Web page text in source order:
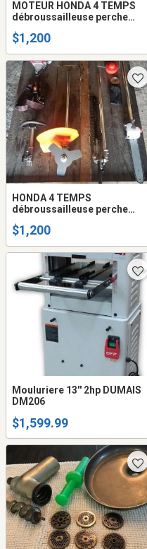
MOTEUR HONDA 4 TEMPS
débroussailleuse perche
herbe 35cc 4 temps OUTILS
$1,200
HONDA 4 TEMPS
débroussailleuse perche
herbe neuf , jamais utilisé
$1,200
Mouluriere 13'' 2hp DUMAIS
DM206
$1,599.99